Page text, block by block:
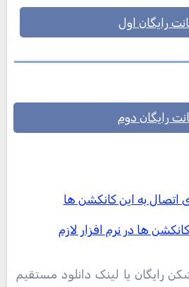
رایگان اول
رایگان دوم
اتصال به این کانکشن ها
ها در نرم افزار لازم
رایگان یا لینک دانلود مستقیم